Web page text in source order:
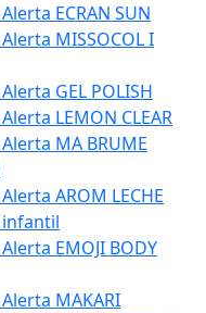
ECRAN SUN
MISSOCOL I
GEL POLISH
LEMON CLEAR
MA BRUME
AROM LECHE
infantil
EMOJI BODY
MAKARI